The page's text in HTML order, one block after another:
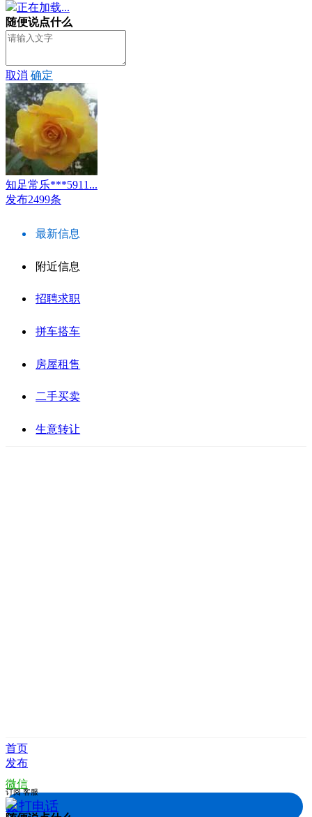
正在加载...
随便说点什么
取消 确定
知足常乐***5911...
发布2499条
最新信息
附近信息
招聘求职
拼车搭车
房屋租售
二手买卖
生意转让
首页
发布
微信
拨打电话
订阅 客服